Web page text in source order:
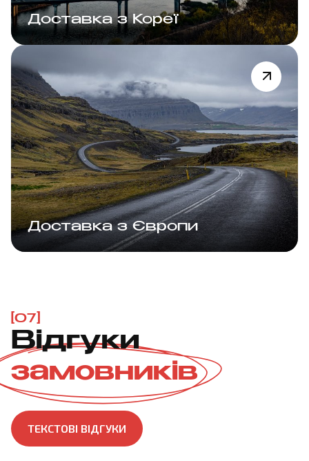
Доставка з Кореї
Доставка з Європи
[07]
Відгуки
замовників
ТЕКСТОВІ ВІДГУКИ